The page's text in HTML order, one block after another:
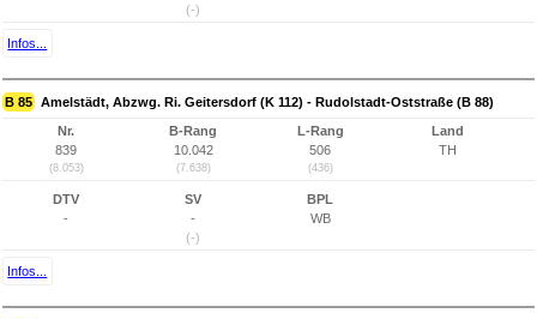
(-)
Infos...
B 85 Amelstädt, Abzwg. Ri. Geitersdorf (K 112) - Rudolstadt-Oststraße (B 88)
Nr.
839
(8.053)
B-Rang
10.042
(7.638)
L-Rang
506
(436)
Land
TH
DTV
-
SV
-
(-)
BPL
WB
Infos...